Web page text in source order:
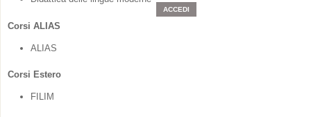
Corsi ALIAS
ALIAS
Corsi Estero
FILIM